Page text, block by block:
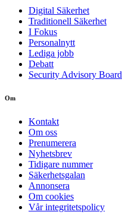
Digital Säkerhet
Traditionell Säkerhet
I Fokus
Personalnytt
Lediga jobb
Debatt
Security Advisory Board
Om
Kontakt
Om oss
Prenumerera
Nyhetsbrev
Tidigare nummer
Säkerhetsgalan
Annonsera
Om cookies
Vår integritetspolicy